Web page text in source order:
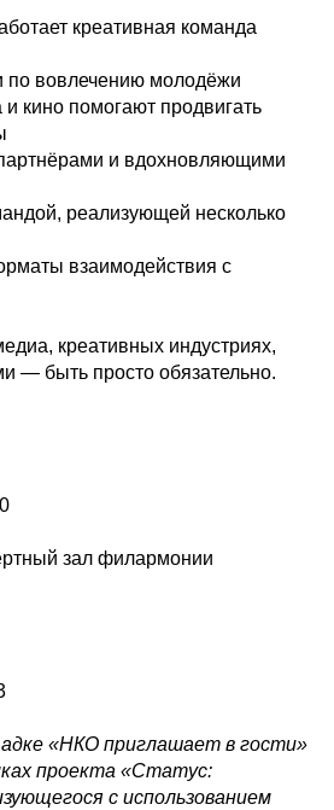
креативная команда
по вовлечению молодёжи
и кино помогают продвигать
и вдохновляющими
реализующей несколько
взаимодействия с
креативных индустриях,
— быть просто обязательно.
зал филармонии
«НКО приглашает в гости»
проекта «Статус:
с использованием